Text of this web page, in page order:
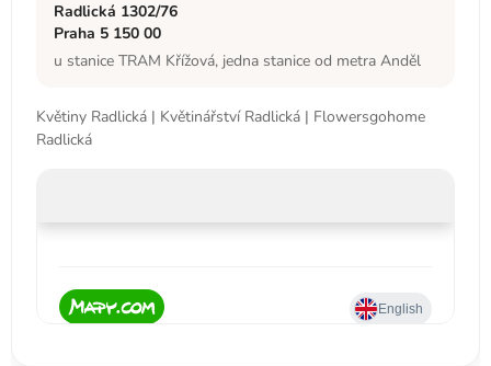
Radlická 1302/76
Praha 5 150 00
u stanice TRAM Křížová, jedna stanice od metra Anděl
Květiny Radlická | Květinářství Radlická | Flowersgohome
Radlická